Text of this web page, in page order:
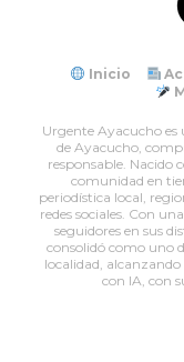
Inicio
Urgente Ayacucho
de Ayacucho,
responsable. Nacido
comunidad en
periodística local,
redes sociales. Con
seguidores en sus
consolidó como uno
localidad, alcanzando
con IA, con